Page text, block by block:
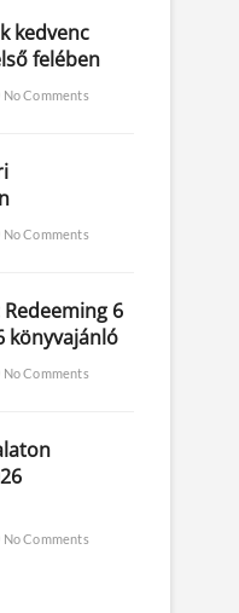
kedvenc
felében
No Comments
No Comments
6
könyvajánló
No Comments
No Comments